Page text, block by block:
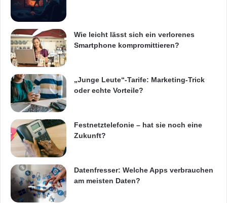
Wie leicht lässt sich ein verlorenes
Smartphone kompromittieren?
„Junge Leute“-Tarife: Marketing-Trick
oder echte Vorteile?
Festnetztelefonie – hat sie noch eine
Zukunft?
Datenfresser: Welche Apps verbrauchen
am meisten Daten?